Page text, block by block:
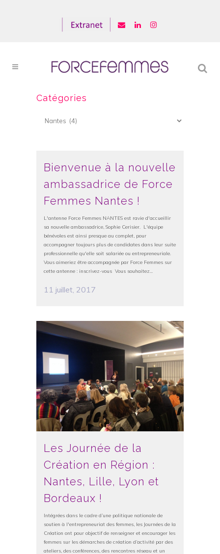
Catégories
Catégories
Bienvenue à la nouvelle
ambassadrice de Force
Femmes Nantes !
L'antenne Force Femmes NANTES est ravie d'accueillir
sa nouvelle ambassadrice, Sophie Cerisier. L'équipe
bénévoles est ainsi presque au complet, pour
accompagner toujours plus de candidates dans leur suite
professionnelle qu'elle soit salariée ou entrepreneuriale.
Vous aimeriez être accompagnée par Force Femmes sur
cette antenne : inscrivez-vous Vous souhaitez...
11 juillet, 2017
Les Journée de la
Création en Région :
Nantes, Lille, Lyon et
Bordeaux !
Intégrées dans le cadre d’une politique nationale de
soutien à l'entrepreneuriat des femmes, les Journées de la
Création ont pour objectif de renseigner et encourager les
femmes sur les démarches de création d’activité par des
ateliers, des conférences, des rencontres réseau et un